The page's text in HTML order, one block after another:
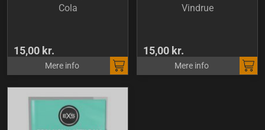
Cola
15,00 kr.
Mere info
Vindrue
15,00 kr.
Mere info